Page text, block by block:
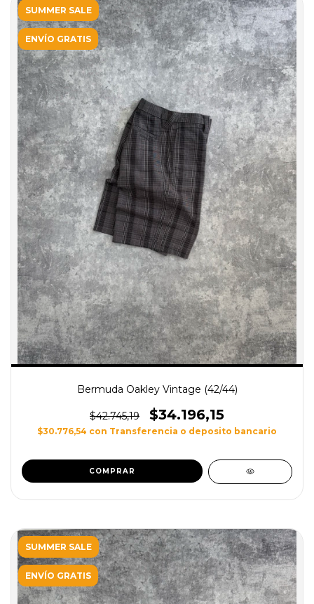
SUMMER SALE
ENVÍO GRATIS
Bermuda Oakley Vintage (42/44)
$42.745,19 $34.196,15
$30.776,54 con Transferencia o deposito bancario
SUMMER SALE
ENVÍO GRATIS